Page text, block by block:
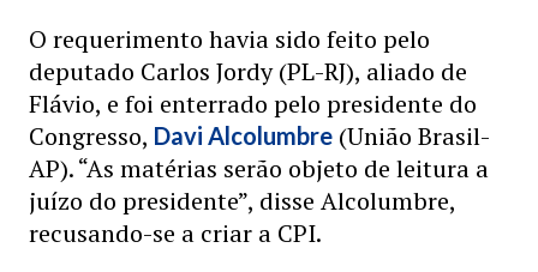
O requerimento havia sido feito pelo
deputado Carlos Jordy (PL-RJ), aliado de
Flávio, e foi enterrado pelo presidente do
Congresso, Davi Alcolumbre (União Brasil-
AP). “As matérias serão objeto de leitura a
juízo do presidente”, disse Alcolumbre,
recusando-se a criar a CPI.